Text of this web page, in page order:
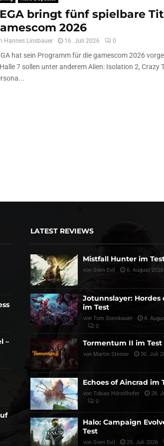
bringt fünf spielbare
2026
Hannes Linsbauer 16. Juli 2026 0
hat sein Programm für die gamescom 2026
7 sollen unter anderem Alien: Isolation 2, Crazy
–
LATEST REVIEWS
Mistfall Hunter im
von Sven Evil 6. August 2026
Jotunnslayer: Hordes
im Test
von Tom Steinbauer
4.
0
Tormentum II im Test
von Martin Steiner 30. Juli
Echoes of Aincrad im
von Tobias Hörstlhofer
28.
0
Halo: Campaign
Test
von Sven Evil 25. Juli 2026